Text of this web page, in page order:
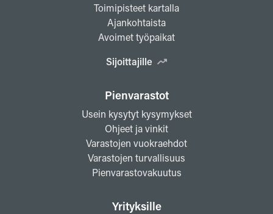
Toimipisteet kartalla
Ajankohtaista
Avoimet työpaikat
Sijoittajille
Pienvarastot
Usein kysytyt kysymykset
Ohjeet ja vinkit
Varastojen vuokraehdot
Varastojen turvallisuus
Pienvarastovakuutus
Yrityksille